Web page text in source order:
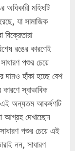
মহিষটি
যা সামাজিক
রঙের কারণেই
পশুর চেয়ে
দামও হাঁকা হচ্ছে বেশ
স্বাভাবিক
এই অন্যতম আকর্ষণটি
আগ্রহ দেখাচ্ছেন
পশুর চেয়ে এই
নন, সাধারণ